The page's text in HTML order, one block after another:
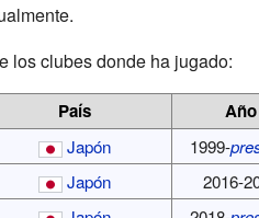
los clubes donde ha jugado:
País Año
Japón 1999-
Japón
2016-